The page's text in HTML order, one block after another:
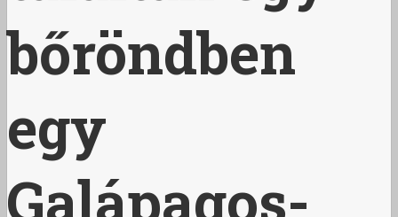
bőröndben
egy
Galápagos-